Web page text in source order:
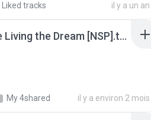
Liked tracks il y a un an
Tomodachi Life Living the Dream [NSP].torrent
My 4shared il y a environ 2 mois